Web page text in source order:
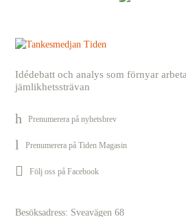
Idédebatt och analys som förnyar
jämlikhetssträvan
Prenumerera på nyhetsbrev
Prenumerera på Tiden Magasin
Följ oss på Facebook
Besöksadress: Sveavägen 68